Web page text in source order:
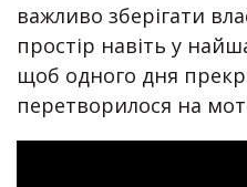
важливо зберігати
простір навіть у
щоб одного дня
перетворилося на